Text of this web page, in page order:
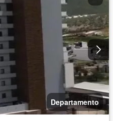
Departamento